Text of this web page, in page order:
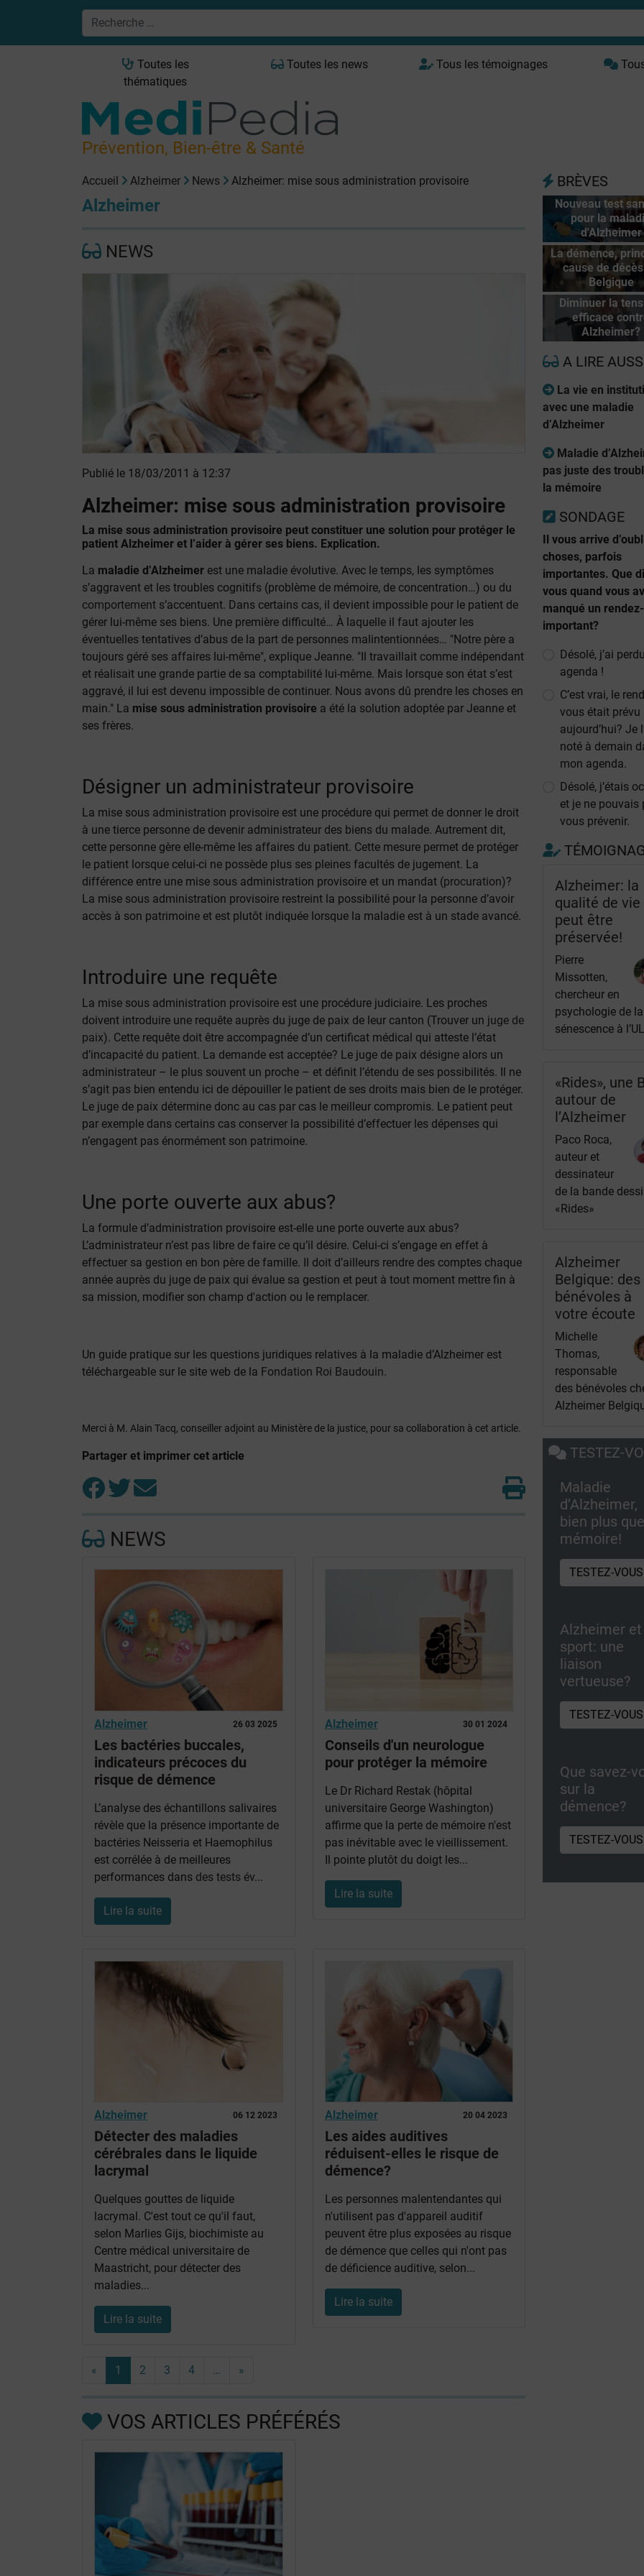
Toutes les
thématiques
Toutes les news Tous les témoignages
Prévention, Bien-être & Santé
Accueil Alzheimer News Alzheimer: mise sous administration provisoire
Alzheimer
NEWS
Publié le 18/03/2011 à 12:37
Alzheimer: mise sous administration provisoire
La mise sous administration provisoire peut constituer une solution pour protéger le
patient Alzheimer et l’aider à gérer ses biens. Explication.
La maladie d’Alzheimer est une maladie évolutive. Avec le temps, les symptômes
s’aggravent et les troubles cognitifs (problème de mémoire, de concentration…) ou du
comportement s’accentuent. Dans certains cas, il devient impossible pour le patient de
gérer lui-même ses biens. Une première difficulté… À laquelle il faut ajouter les
éventuelles tentatives d’abus de la part de personnes malintentionnées… "Notre père a
toujours géré ses affaires lui-même", explique Jeanne. "Il travaillait comme indépendant
et réalisait une grande partie de sa comptabilité lui-même. Mais lorsque son état s’est
aggravé, il lui est devenu impossible de continuer. Nous avons dû prendre les choses en
main." La mise sous administration provisoire a été la solution adoptée par Jeanne et
ses frères.
Désigner un administrateur provisoire
La mise sous administration provisoire est une procédure qui permet de donner le droit
à une tierce personne de devenir administrateur des biens du malade. Autrement dit,
cette personne gère elle-même les affaires du patient. Cette mesure permet de protéger
le patient lorsque celui-ci ne possède plus ses pleines facultés de jugement. La
différence entre une mise sous administration provisoire et un mandat (procuration)?
La mise sous administration provisoire restreint la possibilité pour la personne d’avoir
accès à son patrimoine et est plutôt indiquée lorsque la maladie est à un stade avancé.
Introduire une requête
La mise sous administration provisoire est une procédure judiciaire. Les proches
doivent introduire une requête auprès du juge de paix de leur canton (Trouver un juge de
paix). Cette requête doit être accompagnée d’un certificat médical qui atteste l’état
d’incapacité du patient. La demande est acceptée? Le juge de paix désigne alors un
administrateur – le plus souvent un proche – et définit l’étendu de ses possibilités. Il ne
s’agit pas bien entendu ici de dépouiller le patient de ses droits mais bien de le protéger.
Le juge de paix détermine donc au cas par cas le meilleur compromis. Le patient peut
par exemple dans certains cas conserver la possibilité d’effectuer les dépenses qui
n’engagent pas énormément son patrimoine.
Une porte ouverte aux abus?
La formule d’administration provisoire est-elle une porte ouverte aux abus?
L’administrateur n’est pas libre de faire ce qu’il désire. Celui-ci s’engage en effet à
effectuer sa gestion en bon père de famille. Il doit d’ailleurs rendre des comptes chaque
année auprès du juge de paix qui évalue sa gestion et peut à tout moment mettre fin à
sa mission, modifier son champ d'action ou le remplacer.
Un guide pratique sur les questions juridiques relatives à la maladie d’Alzheimer est
téléchargeable sur le site web de la Fondation Roi Baudouin.
Merci à M. Alain Tacq, conseiller adjoint au Ministère de la justice, pour sa collaboration à cet article.
Partager et imprimer cet article
NEWS
26 03 2025
Alzheimer
Les bactéries buccales,
indicateurs précoces du
risque de démence
L’analyse des échantillons salivaires
révèle que la présence importante de
bactéries Neisseria et Haemophilus
est corrélée à de meilleures
performances dans des tests év...
Lire la suite
30 01 2024
Alzheimer
Conseils d'un neurologue
pour protéger la mémoire
Le Dr Richard Restak (hôpital
universitaire George Washington)
affirme que la perte de mémoire n'est
pas inévitable avec le vieillissement.
Il pointe plutôt du doigt les...
Lire la suite
06 12 2023
Alzheimer
Détecter des maladies
cérébrales dans le liquide
lacrymal
Quelques gouttes de liquide
lacrymal. C'est tout ce qu'il faut,
selon Marlies Gijs, biochimiste au
Centre médical universitaire de
Maastricht, pour détecter des
maladies...
Lire la suite
20 04 2023
Alzheimer
Les aides auditives
réduisent-elles le risque de
démence?
Les personnes malentendantes qui
n'utilisent pas d'appareil auditif
peuvent être plus exposées au risque
de démence que celles qui n'ont pas
de déficience auditive, selon...
Lire la suite
« 1 2 3 4 … »
VOS ARTICLES PRÉFÉRÉS
BRÈVES
Nouveau test
pour la
d'Alzheimer
La démence,
cause de
Belgique
Diminuer la
efficace
Alzheimer?
A LIRE
La vie en
avec une maladie
d’Alzheimer
Maladie
pas juste des
la mémoire
SONDAGE
Il vous arrive
choses, parfois
importantes. Que
vous quand vous
manqué un
important?
Désolé, j’ai
agenda !
C’est vrai, le
vous était prévu
aujourd’hui? Je
noté à demain
mon agenda.
Désolé, j’étais
et je ne pouvais
vous prévenir.
Alzheimer: la
qualité de vie
peut être
préservée!
Pierre
Missotten,
chercheur en
psychologie de la
sénescence à
«Rides», une
autour de
l’Alzheimer
Paco Roca,
auteur et
dessinateur
de la bande
«Rides»
Alzheimer
Belgique: des
bénévoles à
votre écoute
Michelle
Thomas,
responsable
des bénévoles
Alzheimer
TESTEZ-
Maladie
d’Alzheimer,
bien plus
mémoire!
TESTEZ-VOUS
Alzheimer et
sport: une
liaison
vertueuse?
TESTEZ-VOUS
Que savez-
sur la
démence?
TESTEZ-VOUS